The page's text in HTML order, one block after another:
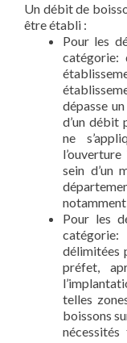
Un débit de
être établi :
Pour les
catégorie:
dépasse
d’un débit
ne
sein d’un
Pour les
délimitées
préfet,
telles
boissons